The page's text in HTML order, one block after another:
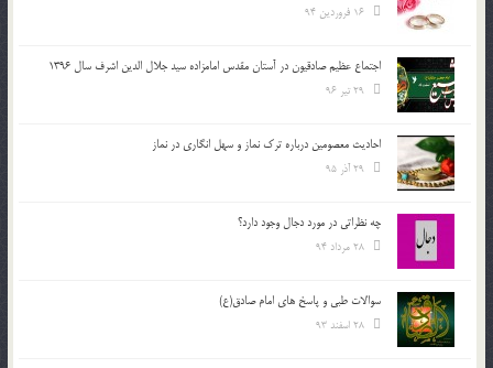
اجتماع عظیم صادقیون در آستان مقدس امامزاده سید جلال الدین اشرف سال 1396
احادیث معصومین درباره ترک نماز و سهل انگاری در نماز
چه نظراتی در مورد دجال وجود دارد؟
سوالات طبی و پاسخ های امام صادق(ع)